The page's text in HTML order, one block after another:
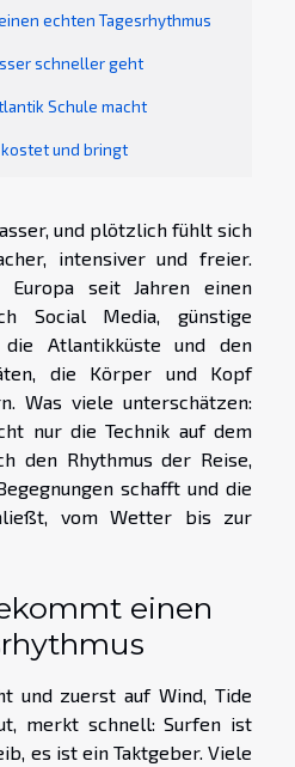
echten Tagesrhythmus
schneller geht
Schule macht
und bringt
und plötzlich fühlt sich
intensiver und freier.
seit Jahren einen
Social Media, günstige
die Atlantikküste und den
die Körper und Kopf
Was viele unterschätzen:
nur die Technik auf dem
den Rhythmus der Reise,
schafft und die
vom Wetter bis zur
einen
und zuerst auf Wind, Tide
merkt schnell: Surfen ist
es ist ein Taktgeber. Viele